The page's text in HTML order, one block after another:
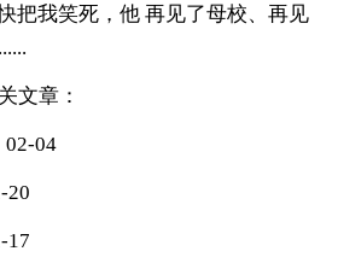
把我笑死，他 再见了母校、再见
文章：
02-04
20
17